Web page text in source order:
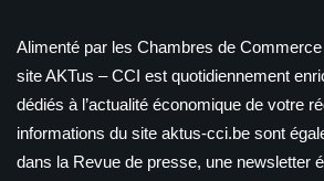
Alimenté par les Chambres de Commerce
site AKTus – CCI est quotidiennement
dédiés à l’actualité économique de votre
informations du site aktus-cci.be sont
dans la Revue de presse, une newsletter